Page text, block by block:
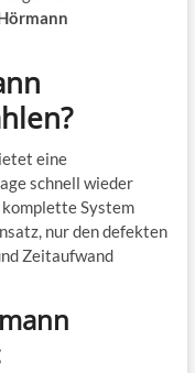
eine
schnell wieder
System
nur den defekten
Zeitaufwand